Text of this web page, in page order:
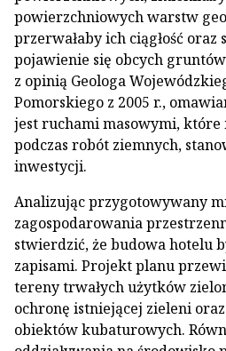
powierzchniowych warstw
przerwałaby ich ciągłość oraz
pojawienie się obcych
z opinią Geologa
Pomorskiego z 2005 r.,
jest ruchami masowymi, które
podczas robót ziemnych,
inwestycji.
Analizując przygotowywany
zagospodarowania
stwierdzić, że budowa hotelu
zapisami. Projekt planu
tereny trwałych użytków
ochronę istniejącej zieleni
obiektów kubaturowych.